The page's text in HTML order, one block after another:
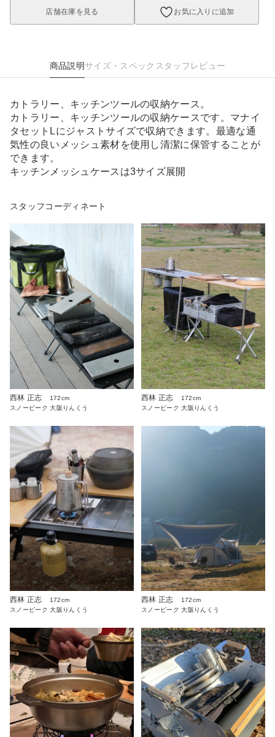
店舗在庫を見る お気に入りに追加
商品説明サイズ・スペック スタッフレビュー
カトラリー、キッチンツールの収納ケース。
カトラリー、キッチンツールの収納ケースです。マナイ
タセットLにジャストサイズで収納できます。最適な通
気性の良いメッシュ素材を使用し清潔に保管することが
できます。
キッチンメッシュケースは3サイズ展開
スタッフコーディネート
西林 正志
172cm
スノーピーク 大阪りんくう
西林 正志
172cm
スノーピーク 大阪りんくう
西林 正志
172cm
スノーピーク 大阪りんくう
西林 正志
172cm
スノーピーク 大阪りんくう